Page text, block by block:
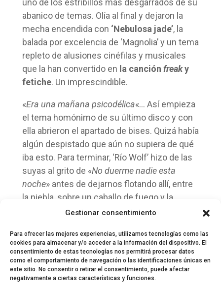
Gestionar consentimiento
Para ofrecer las mejores experiencias, utilizamos tecnologías como las
cookies para almacenar y/o acceder a la información del dispositivo. El
consentimiento de estas tecnologías nos permitirá procesar datos
como el comportamiento de navegación o las identificaciones únicas en
este sitio. No consentir o retirar el consentimiento, puede afectar
negativamente a ciertas características y funciones.
uno de los estribillos más desgarrados de su
abanico de temas. Olía al final y dejaron la
mecha encendida con ‘Nebulosa jade’, la
balada por excelencia de ‘Magnolia’ y un tema
repleto de alusiones cinéfilas y musicales
que la han convertido en la canción freaky
fetiche. Un imprescindible.
«Era una mañana psicodélica«… Así empieza
el tema homónimo de su último disco y con
ella abrieron el apartado de bises. Quizá había
algún despistado que aún no supiera de qué
iba esto. Para terminar, ‘Río Wolf’ hizo de las
suyas al grito de «No duerme nadie esta
noche» antes de dejarnos flotando allí, entre
la niebla, sobre un caballo de fuego y la
ebullición de mil primaveras en nuestros